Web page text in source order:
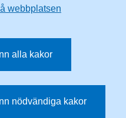
medier
Stockholm, Instagram
på vad vi borde publicera på
webbplatsen
alla kakor
nödvändiga kakor